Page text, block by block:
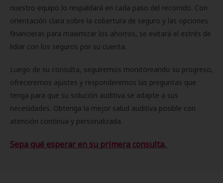
nuestro equipo lo respaldará en cada paso del recorrido. Con
orientación clara sobre la cobertura de seguro y las opciones
financieras para maximizar los ahorros, se evitará el estrés de
lidiar con los seguros por su cuenta.
Luego de su consulta, seguiremos monitoreando su progreso,
ofreceremos ajustes y responderemos las preguntas que
tenga para que su solución auditiva se adapte a sus
necesidades. Obtenga la mejor salud auditiva posible con
atención continua y personalizada.
Sepa qué esperar en su primera consulta.